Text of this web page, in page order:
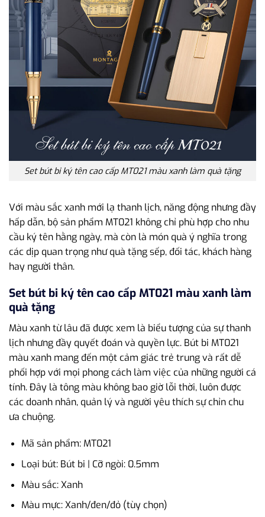
Set bút bi ký tên cao cấp MT021 màu xanh làm quà tặng
Với màu sắc xanh mới lạ thanh lịch, năng động nhưng đầy
hấp dẫn, bộ sản phẩm MT021 không chỉ phù hợp cho nhu
cầu ký tên hằng ngày, mà còn là món quà ý nghĩa trong
các dịp quan trọng như quà tặng sếp, đối tác, khách hàng
hay người thân.
Set bút bi ký tên cao cấp MT021 màu xanh làm
quà tặng
Màu xanh từ lâu đã được xem là biểu tượng của sự thanh
lịch nhưng đầy quyết đoán và quyền lực. Bút bi MT021
màu xanh mang đến một cảm giác trẻ trung và rất dễ
phối hợp với mọi phong cách làm việc của những người cá
tính. Đây là tông màu không bao giờ lỗi thời, luôn được
các doanh nhân, quản lý và người yêu thích sự chỉn chu
ưa chuộng.
Mã sản phẩm: MT021
Loại bút: Bút bi | Cỡ ngòi: 0.5mm
Màu sắc: Xanh
Màu mực: Xanh/đen/đỏ (tùy chọn)